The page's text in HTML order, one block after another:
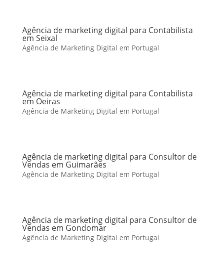
Agência de marketing digital para Contabilista
em Seixal
Agência de Marketing Digital em Portugal
Agência de marketing digital para Contabilista
em Oeiras
Agência de Marketing Digital em Portugal
Agência de marketing digital para Consultor de
Vendas em Guimarães
Agência de Marketing Digital em Portugal
Agência de marketing digital para Consultor de
Vendas em Gondomar
Agência de Marketing Digital em Portugal